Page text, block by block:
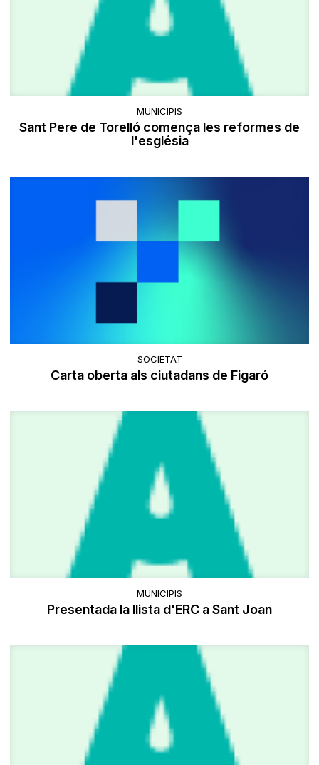
MUNICIPIS
Sant Pere de Torelló comença les reformes de
l'església
SOCIETAT
Carta oberta als ciutadans de Figaró
MUNICIPIS
Presentada la llista d'ERC a Sant Joan